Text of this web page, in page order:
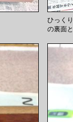
ひっく
の裏面